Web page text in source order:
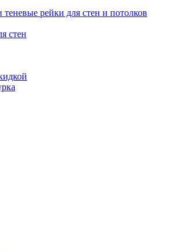
рейки для стен и потолков
стен